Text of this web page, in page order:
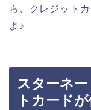
ら、クレジット
よ♪
スターネ
トカード